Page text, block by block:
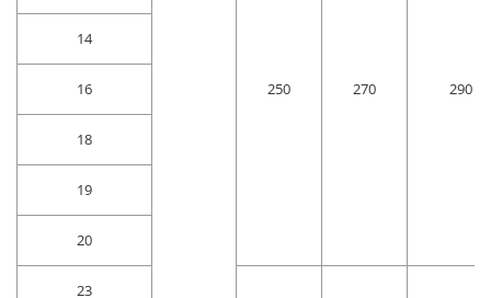
250 270 290
14
16
18
19
20
23